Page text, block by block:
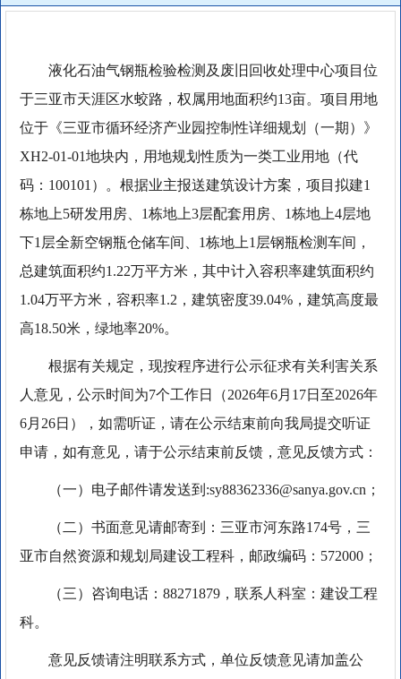
液化石油气钢瓶检验检测及废旧回收处理中心项目位
于三亚市天涯区水蛟路，权属用地面积约13亩。项目用地
位于《三亚市循环经济产业园控制性详细规划（一期）》
XH2-01-01地块内，用地规划性质为一类工业用地（代
码：100101）。根据业主报送建筑设计方案，项目拟建1
栋地上5研发用房、1栋地上3层配套用房、1栋地上4层地
下1层全新空钢瓶仓储车间、1栋地上1层钢瓶检测车间，
总建筑面积约1.22万平方米，其中计入容积率建筑面积约
1.04万平方米，容积率1.2，建筑密度39.04%，建筑高度最
高18.50米，绿地率20%。
根据有关规定，现按程序进行公示征求有关利害关系
人意见，公示时间为7个工作日（2026年6月17日至2026年
6月26日），如需听证，请在公示结束前向我局提交听证
申请，如有意见，请于公示结束前反馈，意见反馈方式：
（一）电子邮件请发送到:sy88362336@sanya.gov.cn；
（二）书面意见请邮寄到：三亚市河东路174号，三
亚市自然资源和规划局建设工程科，邮政编码：572000；
（三）咨询电话：88271879，联系人科室：建设工程
科。
意见反馈请注明联系方式，单位反馈意见请加盖公